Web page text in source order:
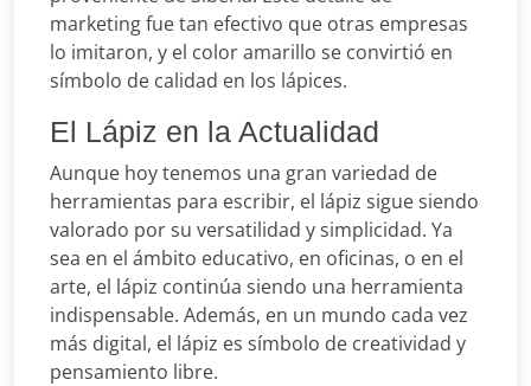
marketing fue tan efectivo que otras empresas
lo imitaron, y el color amarillo se convirtió en
símbolo de calidad en los lápices.
El Lápiz en la Actualidad
Aunque hoy tenemos una gran variedad de
herramientas para escribir, el lápiz sigue siendo
valorado por su versatilidad y simplicidad. Ya
sea en el ámbito educativo, en oficinas, o en el
arte, el lápiz continúa siendo una herramienta
indispensable. Además, en un mundo cada vez
más digital, el lápiz es símbolo de creatividad y
pensamiento libre.